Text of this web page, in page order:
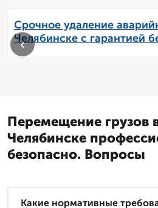
Срочное удаление
Челябинске с гарантией
‹
Перемещение грузов
Челябинске
безопасно. Вопросы
Какие нормативные